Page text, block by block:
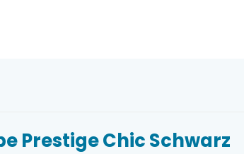
Prestige Chic Schwarz